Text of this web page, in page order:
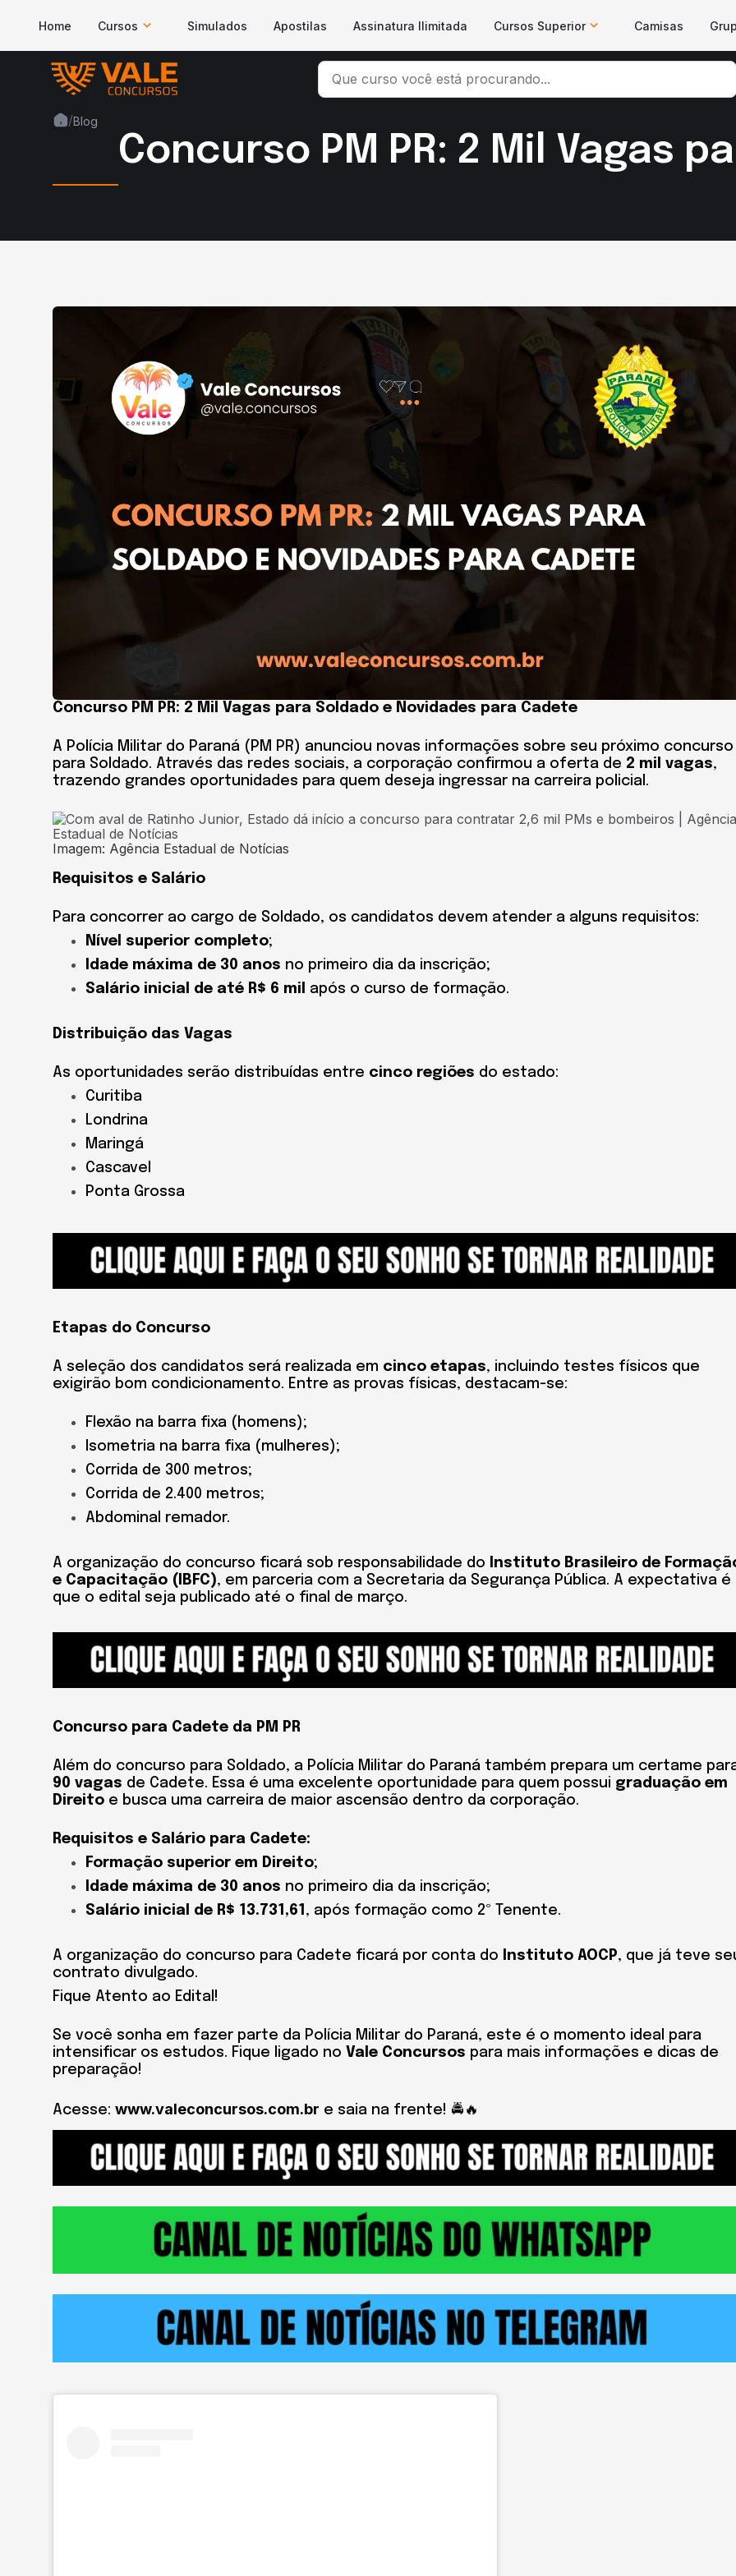
Home Cursos Simulados Apostilas Assinatura Ilimitada Cursos Superior Camisas
/Blog
Concurso PM PR: 2 Mil Vagas
Concurso PM PR: 2 Mil Vagas para Soldado e Novidades para Cadete
A Polícia Militar do Paraná (PM PR) anunciou novas informações sobre seu próximo concurso
para Soldado. Através das redes sociais, a corporação confirmou a oferta de 2 mil vagas,
trazendo grandes oportunidades para quem deseja ingressar na carreira policial.
Imagem: Agência Estadual de Notícias
Requisitos e Salário
Para concorrer ao cargo de Soldado, os candidatos devem atender a alguns requisitos:
Nível superior completo;
Idade máxima de 30 anos no primeiro dia da inscrição;
Salário inicial de até R$ 6 mil
após o curso de formação.
Distribuição das Vagas
As oportunidades serão distribuídas entre cinco regiões do estado:
Curitiba
Londrina
Maringá
Cascavel
Ponta Grossa
Etapas do Concurso
A seleção dos candidatos será realizada em cinco etapas, incluindo testes físicos que
exigirão bom condicionamento. Entre as provas físicas, destacam-se:
Flexão na barra fixa (homens);
Isometria na barra fixa (mulheres);
Corrida de 300 metros;
Corrida de 2.400 metros;
Abdominal remador.
A organização do concurso ficará sob responsabilidade do
Instituto Brasileiro de
e Capacitação (IBFC), em parceria com a Secretaria da Segurança Pública. A expectativa é
que o edital seja publicado até o final de março.
Concurso para Cadete da PM PR
Além do concurso para Soldado, a Polícia Militar do Paraná também prepara um certame
90 vagas de Cadete. Essa é uma excelente oportunidade para quem possui graduação em
Direito e busca uma carreira de maior ascensão dentro da corporação.
Requisitos e Salário para Cadete:
Formação superior em Direito;
Idade máxima de 30 anos no primeiro dia da inscrição;
Salário inicial de R$ 13.731,61 , após formação como 2º Tenente.
A organização do concurso para Cadete ficará por conta do Instituto AOCP, que já teve
contrato divulgado.
Fique Atento ao Edital!
Se você sonha em fazer parte da Polícia Militar do Paraná, este é o momento ideal para
intensificar os estudos. Fique ligado no Vale Concursos para mais informações e dicas de
preparação!
Acesse: www.valeconcursos.com.br e saia na frente! 🚔🔥